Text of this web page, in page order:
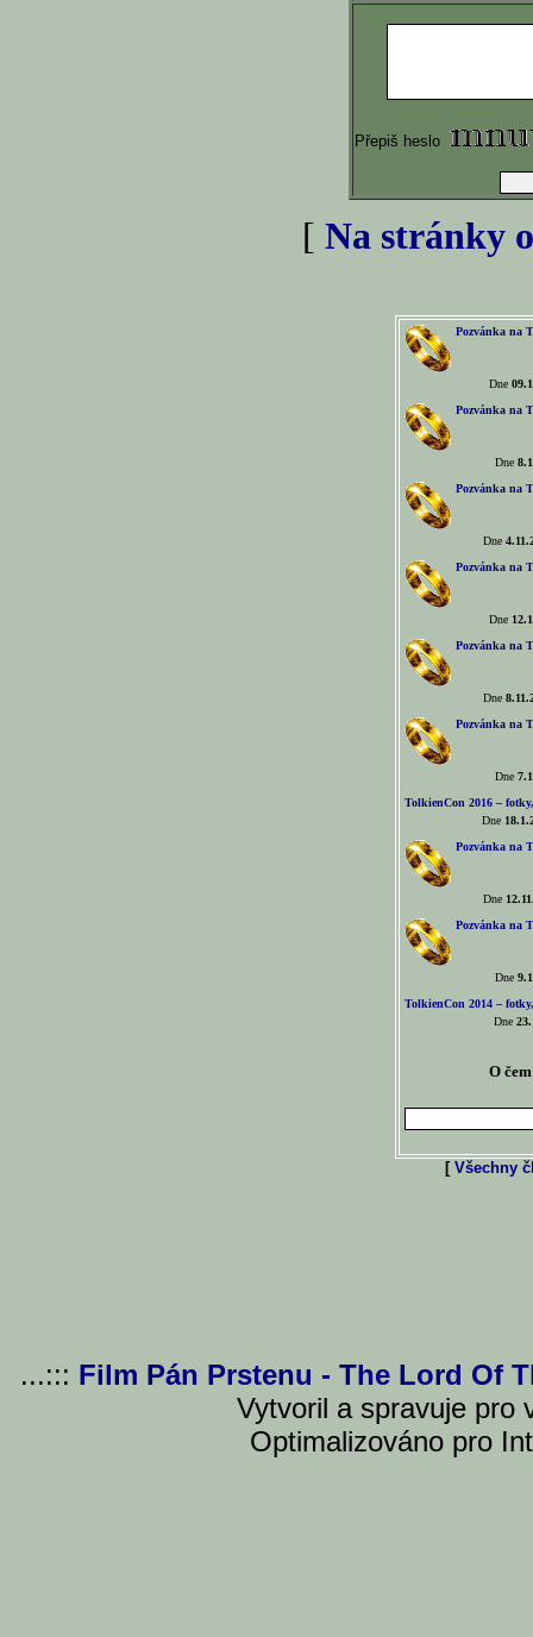
Přepiš heslo
[ Na stránky
Pozvánka na
Dne
Pozvánka na
Dne
Pozvánka na
Dne
Pozvánka na
Dne
Pozvánka na
Dne
Pozvánka na
Dne
TolkienCon 2016 –
Dne
Pozvánka na
Dne
Pozvánka na
Dne
TolkienCon 2014 –
Dne
O
[ Všechny
...::: Film Pán Prstenu - The Lord Of
Vytvoril a spravuje pro
Optimalizováno pro